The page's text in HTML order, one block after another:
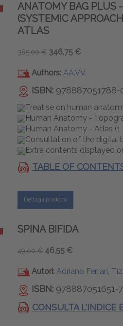
ANATOMY BAG PLUS
(SYSTEMIC
ATLAS
365,00 € 346,75 €
Authors: AA.VV.
ISBN:978887051788-
Treatise on human
Human Anatomy -
Human Anatomy - Atlas (1
Consultation of the digital
Extra contents displayed
TABLE OF
Dettagli prodotto
SPINA BIFIDA
49,00 € 46,55 €
Autori: Adriano Ferrari,
ISBN: 978887051651-7
CONSULTA L'INDICE